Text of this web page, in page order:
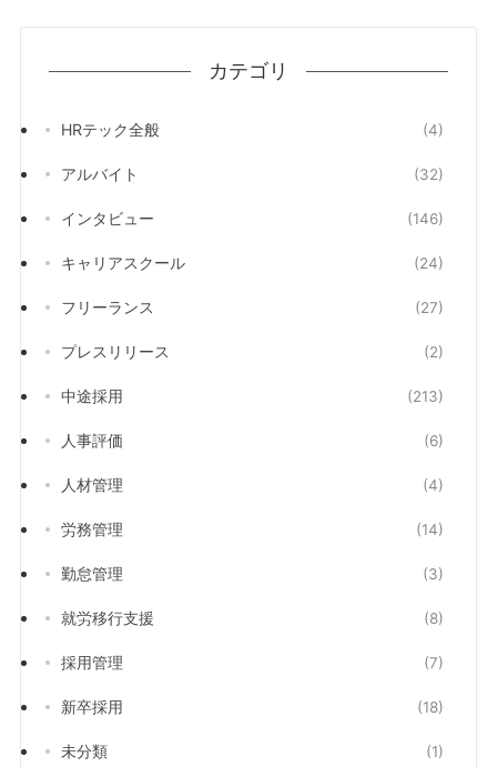
カテゴリ
HRテック全般 (4)
アルバイト (32)
インタビュー (146)
キャリアスクール (24)
フリーランス (27)
プレスリリース (2)
中途採用 (213)
人事評価 (6)
人材管理 (4)
労務管理 (14)
勤怠管理 (3)
就労移行支援 (8)
採用管理 (7)
新卒採用 (18)
未分類 (1)